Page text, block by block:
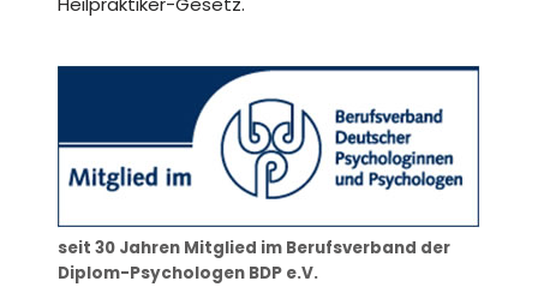
seit 30 Jahren Mitglied im Berufsverband der
Diplom-Psychologen BDP e.V.